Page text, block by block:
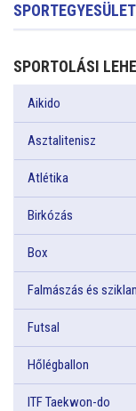
SPORTOLÁSI
Aikido
Asztalitenisz
Atlétika
Birkózás
Box
Falmászás és
Futsal
Hőlégballon
ITF Taekwon-do